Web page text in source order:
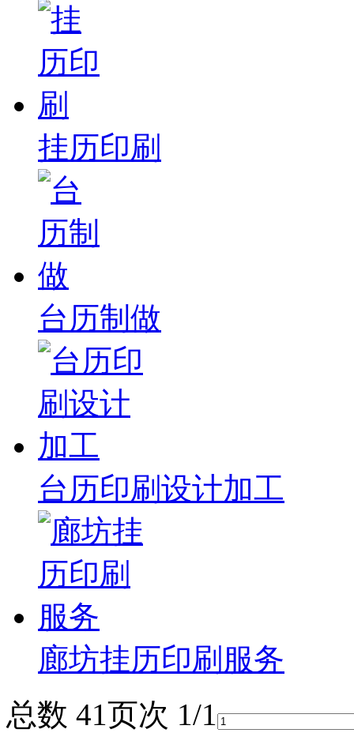
肥
上
海
有
机
设
备
天
机
肥
设
备
重
庆
有
机
备
广
有
机
肥
设
备
深
有
机
肥
设
备
州
有
肥
设
挂历印刷
台历制做
台历印刷设计加工
廊坊挂历印刷服务
总数 41页次 1/1